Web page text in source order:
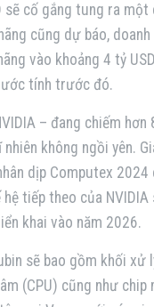
sẽ cố gắng tung ra một
cũng dự báo,
vào khoảng 4 tỷ
ước tính trước đó.
– đang chiếm
không ngồi yên.
dịp Computex
tiếp theo của
khai vào năm 2026.
sẽ bao gồm khối xử
(CPU) cũng như chip